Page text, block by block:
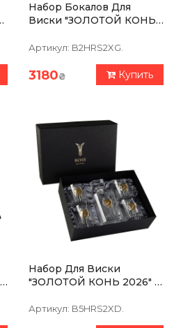
Набор Бокалов Для
Виски "ЗОЛОТОЙ КОНЬ
Бокала, Серебро, Золото,
Артикул: B2HRS2XG.
3180₴ Купить
Набор Для Виски
"ЗОЛОТОЙ КОНЬ 2026" 5
Бокала, Серебро, Золото,
Артикул: B5HRS2XD.